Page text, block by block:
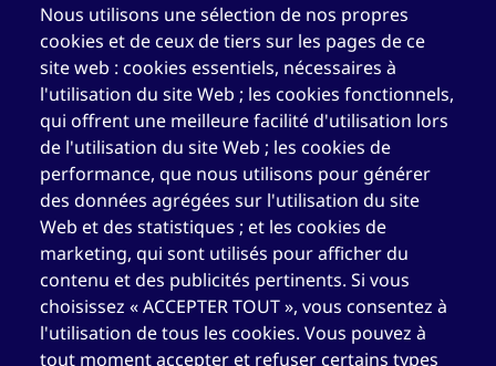
Nous utilisons une sélection de nos propres
cookies et de ceux de tiers sur les pages de ce
site web : cookies essentiels, nécessaires à
l'utilisation du site Web ; les cookies fonctionnels,
qui offrent une meilleure facilité d'utilisation lors
de l'utilisation du site Web ; les cookies de
performance, que nous utilisons pour générer
des données agrégées sur l'utilisation du site
Web et des statistiques ; et les cookies de
marketing, qui sont utilisés pour afficher du
contenu et des publicités pertinents. Si vous
choisissez « ACCEPTER TOUT », vous consentez à
l'utilisation de tous les cookies. Vous pouvez à
tout moment accepter et refuser certains types
819.777.3669
819.777.4483
cefo@elizabethfry.qc.ca
Centre Elizabeth Fry de Québec (CEFQ)
1.844.489.2116(sans frais)
418.204.3004
418.204.0511